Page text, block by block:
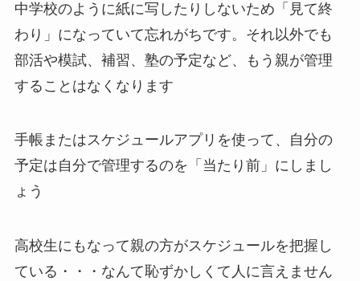
中学校のように紙に写したりしないため「見て終
わり」になっていて忘れがちです。それ以外でも
部活や模試、補習、塾の予定など、もう親が管理
することはなくなります
手帳またはスケジュールアプリを使って、自分の
予定は自分で管理するのを「当たり前」にしまし
ょう
高校生にもなって親の方がスケジュールを把握し
ている・・・なんて恥ずかしくて人に言えません